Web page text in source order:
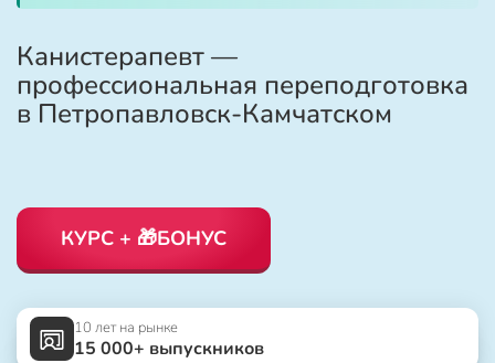
Канистерапевт —
профессиональная переподготовка
в Петропавловск-Камчатском
КУРС + 🎁БОНУС
10 лет на рынке
15 000+ выпускников